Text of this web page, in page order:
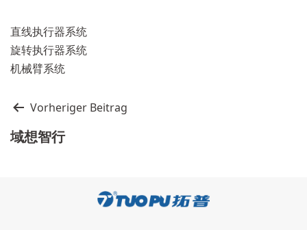
直线执行器系统
旋转执行器系统
机械臂系统
文
章
导
Vorheriger Beitrag
域想智行